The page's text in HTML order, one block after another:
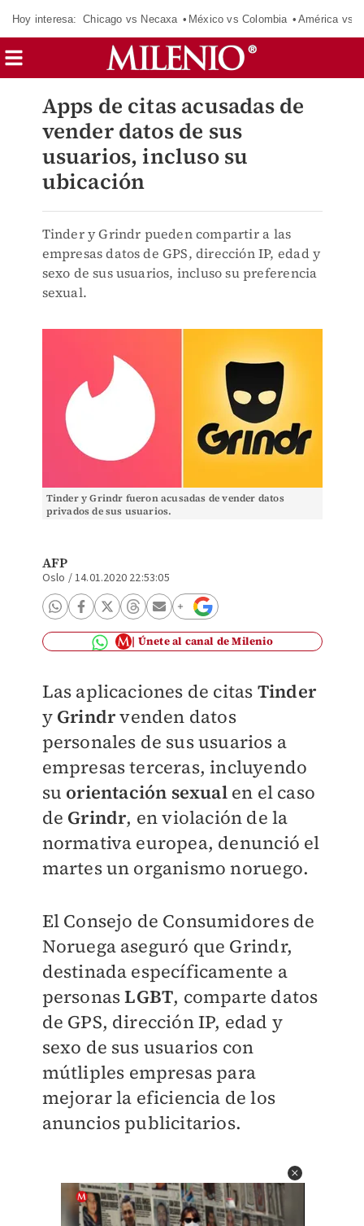
Hoy interesa: Chicago vs Necaxa México vs Colombia América vs
Apps de citas acusadas de
vender datos de sus
usuarios, incluso su
ubicación
Tinder y Grindr pueden compartir a las
empresas datos de GPS, dirección IP, edad y
sexo de sus usuarios, incluso su preferencia
sexual.
Tinder y Grindr fueron acusadas de vender datos
privados de sus usuarios.
AFP
Oslo /14.01.2020 22:53:05
Únete al canal de Milenio
Las aplicaciones de citas Tinder
yGrindrvenden datos
personales de sus usuarios a
empresas terceras, incluyendo
su orientación sexualen el caso
de Grindr, en violación de la
normativa europea, denunció el
martes un organismo noruego.
El Consejo de Consumidores de
Noruega aseguró que Grindr,
destinada específicamente a
personasLGBT, comparte datos
de GPS, dirección IP, edad y
sexo de sus usuarios con
mútliples empresas para
mejorar la eficiencia de los
anuncios publicitarios.